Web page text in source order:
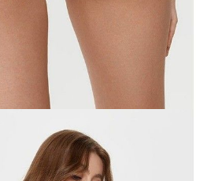
LB 2014, r. 90/XS, biały
LB 2014, r. 90/XS, biały